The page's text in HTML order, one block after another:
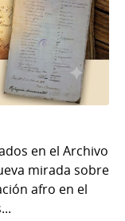
en el Archivo
mirada sobre
afro en el